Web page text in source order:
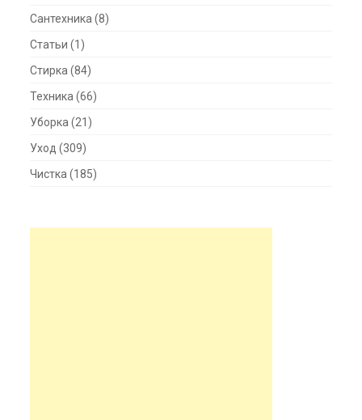
Сантехника (8)
Статьи (1)
Стирка (84)
Техника (66)
Уборка (21)
Уход (309)
Чистка (185)